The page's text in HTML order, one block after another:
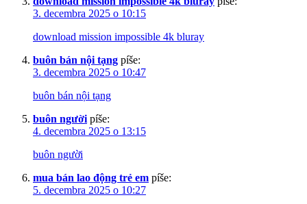
3. decembra 2025 o 10:15
download mission impossible 4k bluray
buôn bán nội tạng píše:
3. decembra 2025 o 10:47
buôn bán nội tạng
buôn người píše:
4. decembra 2025 o 13:15
buôn người
mua bán lao động trẻ em píše:
5. decembra 2025 o 10:27